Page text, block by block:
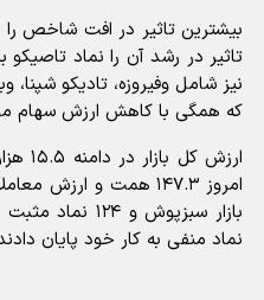
بیشترین تاثیر در افت شاخص
تاثیر در رشد آن را نماد
نیز شامل وفیروزه، تادیکو
که همگی با کاهش ارزش سهام
ارزش
نماد منفی به کار خود پایان